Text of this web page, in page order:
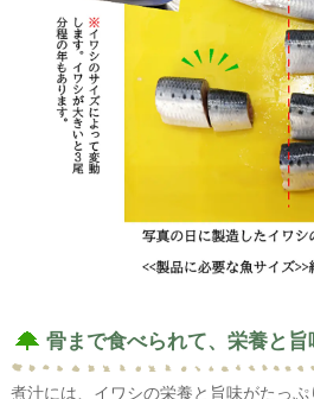
骨まで食べられて、栄養と旨
煮汁には、イワシの栄養と旨味がたっ